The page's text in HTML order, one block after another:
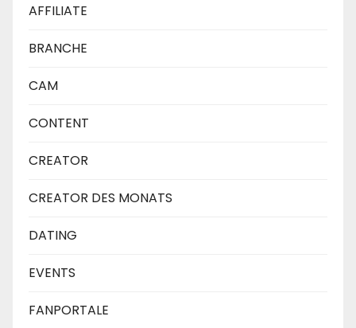
AFFILIATE
BRANCHE
CAM
CONTENT
CREATOR
CREATOR DES MONATS
DATING
EVENTS
FANPORTALE